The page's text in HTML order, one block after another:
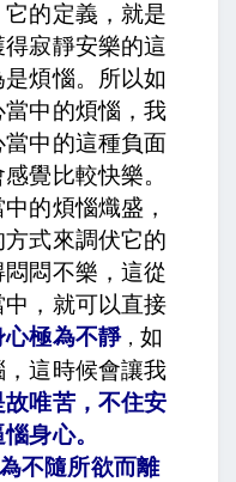
的定義，就是
寂靜安樂的這
煩惱。所以如
中的煩惱，我
中的這種負面
覺比較快樂。
的煩惱熾盛，
式來調伏它的
悶不樂，這從
，就可以直接
心極為不靜，如
這時候會讓我
故唯苦，不住安
惱身心。
不隨所欲而離